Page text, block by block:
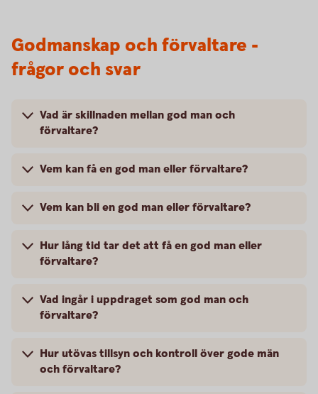
Godmanskap och förvaltare -
frågor och svar
Vad är skillnaden mellan god man och
förvaltare?
Vem kan få en god man eller förvaltare?
Vem kan bli en god man eller förvaltare?
Hur lång tid tar det att få en god man eller
förvaltare?
Vad ingår i uppdraget som god man och
förvaltare?
Hur utövas tillsyn och kontroll över gode män
och förvaltare?